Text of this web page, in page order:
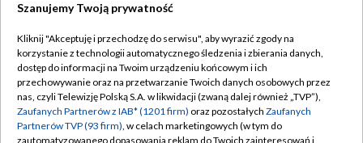
TVP
Abonament TVP
Emisja w TVP
Centrum informacji TVP
Regulamin TVP
Polityka prywatności
Moje zgody
Szanujemy Twoją prywatność
Kliknij "Akceptuję i przechodzę do serwisu", aby wyrazić zgody na
korzystanie z technologii automatycznego śledzenia i zbierania danych,
dostęp do informacji na Twoim urządzeniu końcowym i ich
przechowywanie oraz na przetwarzanie Twoich danych osobowych przez
nas, czyli Telewizję Polską S.A. w likwidacji (zwaną dalej również „TVP”),
Zaufanych Partnerów z IAB* (1201 firm) oraz pozostałych Zaufanych
Partnerów TVP (93 firm), w celach marketingowych (w tym do
zautomatyzowanego dopasowania reklam do Twoich zainteresowań i